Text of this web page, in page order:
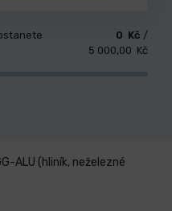
0 Kč /
5 000,00 Kč
ALU (hliník, neželezné